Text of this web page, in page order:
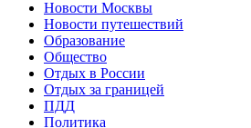
Новости Москвы
Новости путешествий
Образование
Общество
Отдых в России
Отдых за границей
ПДД
Политика